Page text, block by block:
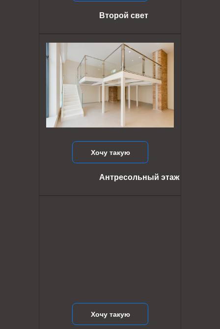
Хочу такую
Хочу такую
Антресольный этаж
Второй свет